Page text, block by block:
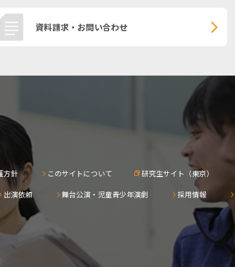
資料請求・お問い合わせ
方針 このサイトについて 研究生サイト（東京）
出演依頼 舞台公演・児童青少年演劇 採用情報